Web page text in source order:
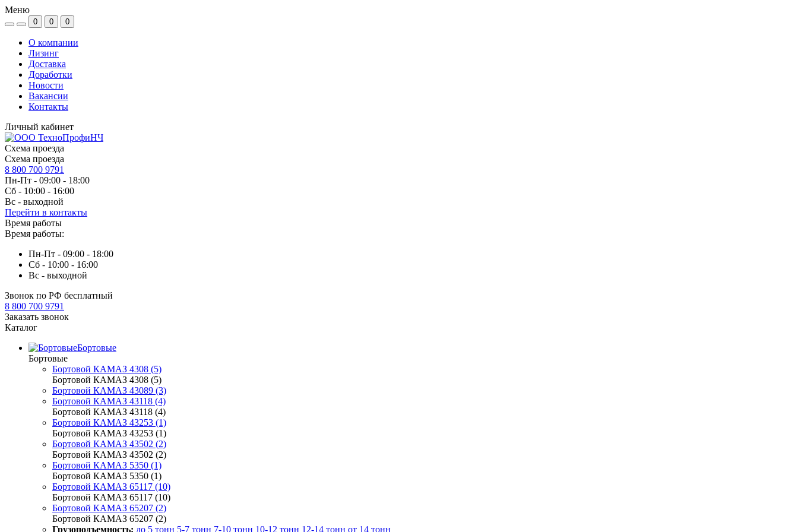
Меню
0 0 0
О компании
Лизинг
Доставка
Доработки
Новости
Вакансии
Контакты
Личный кабинет
Схема проезда
Схема проезда
8 800 700 9791
Пн-Пт - 09:00 - 18:00
Сб - 10:00 - 16:00
Вс - выходной
Перейти в контакты
Время работы
Время работы:
Пн-Пт - 09:00 - 18:00
Сб - 10:00 - 16:00
Вс - выходной
Звонок по РФ бесплатный
8 800 700 9791
Заказать звонок
Каталог
Бортовые
Бортовые
Бортовой КАМАЗ 4308 (5)
Бортовой КАМАЗ 4308 (5)
Бортовой КАМАЗ 43089 (3)
Бортовой КАМАЗ 43118 (4)
Бортовой КАМАЗ 43118 (4)
Бортовой КАМАЗ 43253 (1)
Бортовой КАМАЗ 43253 (1)
Бортовой КАМАЗ 43502 (2)
Бортовой КАМАЗ 43502 (2)
Бортовой КАМАЗ 5350 (1)
Бортовой КАМАЗ 5350 (1)
Бортовой КАМАЗ 65117 (10)
Бортовой КАМАЗ 65117 (10)
Бортовой КАМАЗ 65207 (2)
Бортовой КАМАЗ 65207 (2)
Грузоподъемность: до 5 тонн 5-7 тонн 7-10 тонн 10-12 тонн 12-14 тонн от 14 тонн